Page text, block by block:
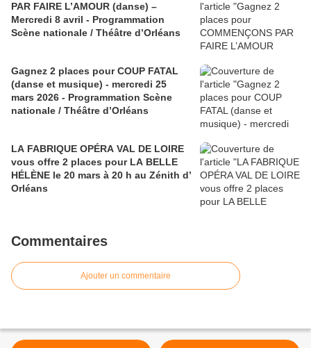
PAR FAIRE L’AMOUR (danse) –
Mercredi 8 avril - Programmation
Scène nationale / Théâtre d’Orléans
Gagnez 2 places pour COUP FATAL
(danse et musique) - mercredi 25
mars 2026 - Programmation Scène
nationale / Théâtre d’Orléans
LA FABRIQUE OPÉRA VAL DE LOIRE
vous offre 2 places pour LA BELLE
HÉLÈNE le 20 mars à 20 h au Zénith d’
Orléans
Commentaires
Ajouter un commentaire